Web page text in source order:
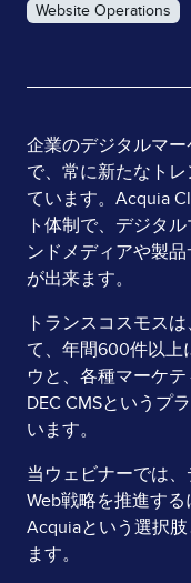
Website Operations
Page
Content
企業のデジタルマ
で、常に新たなト
ています。Acquia
ト体制で、デジタ
ンドメディアや製
が出来ます。
トランスコスモス
て、年間600件以上
ウと、各種マーケ
DEC CMSというプ
います。
当ウェビナーでは
Web戦略を推進する
Acquiaという選択
ます。